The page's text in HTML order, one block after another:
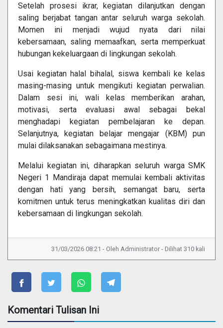
Setelah prosesi ikrar, kegiatan dilanjutkan dengan
saling berjabat tangan antar seluruh warga sekolah.
Momen ini menjadi wujud nyata dari nilai
kebersamaan, saling memaafkan, serta memperkuat
hubungan kekeluargaan di lingkungan sekolah.
Usai kegiatan halal bihalal, siswa kembali ke kelas
masing-masing untuk mengikuti kegiatan perwalian.
Dalam sesi ini, wali kelas memberikan arahan,
motivasi, serta evaluasi awal sebagai bekal
menghadapi kegiatan pembelajaran ke depan.
Selanjutnya, kegiatan belajar mengajar (KBM) pun
mulai dilaksanakan sebagaimana mestinya.
Melalui kegiatan ini, diharapkan seluruh warga SMK
Negeri 1 Mandiraja dapat memulai kembali aktivitas
dengan hati yang bersih, semangat baru, serta
komitmen untuk terus meningkatkan kualitas diri dan
kebersamaan di lingkungan sekolah.
31/03/2026 08:21 - Oleh Administrator - Dilihat 310 kali
Komentari Tulisan Ini